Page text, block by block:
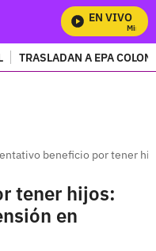
EN VIVO
Mira
TRASLADAN A EPA
beneficio por tener
tener hijos:
en